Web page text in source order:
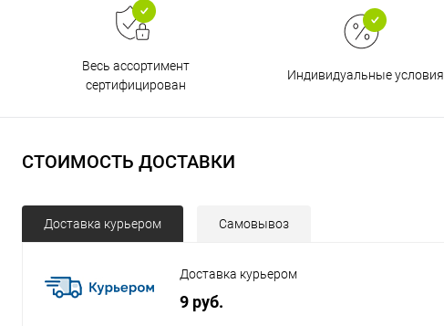
Весь ассортимент
сертифицирован
Индивидуальные условия
СТОИМОСТЬ ДОСТАВКИ
Доставка курьером Самовывоз
Доставка курьером
9 руб.